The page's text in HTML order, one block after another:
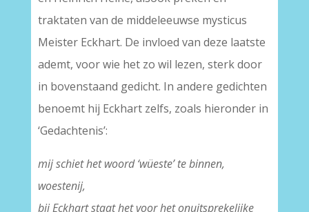
traktaten van de middeleeuwse mysticus
Meister Eckhart. De invloed van deze laatste
ademt, voor wie het zo wil lezen, sterk door
in bovenstaand gedicht. In andere gedichten
benoemt hij Eckhart zelfs, zoals hieronder in
‘Gedachtenis’:
mij schiet het woord ‘wüeste’ te binnen,
woestenij,
bij Eckhart staat het voor het onuitsprekelijke